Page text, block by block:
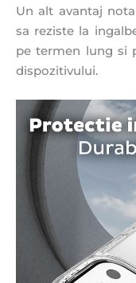
Un alt avantaj
sa reziste la
pe termen lung si
dispozitivului.